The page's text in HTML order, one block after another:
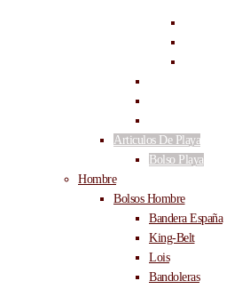
Articulos De Playa
Bolso Playa
Hombre
Bolsos Hombre
Bandera España
King-Belt
Lois
Bandoleras